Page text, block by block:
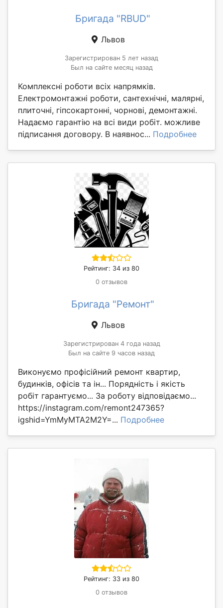
Бригада "RBUD"
Львов
Зарегистрирован 5 лет назад
Был на сайте месяц назад
Комплексні роботи всіх напрямків.
Електромонтажні роботи, сантехнічні, малярні,
плиточні, гіпсокартонні, чорнові, демонтажні.
Надаємо гарантію на всі види робіт. можливе
підписання договору. В наявнос... Подробнее
Рейтинг: 34 из 80
0 отзывов
Бригада "Ремонт"
Львов
Зарегистрирован 4 года назад
Был на сайте 9 часов назад
Виконуємо профісійний ремонт квартир,
будинків, офісів та ін... Порядність і якість
робіт гарантуємо... За роботу відповідаємо...
https://instagram.com/remont247365?
igshid=YmMyMTA2M2Y=... Подробнее
Рейтинг: 33 из 80
0 отзывов